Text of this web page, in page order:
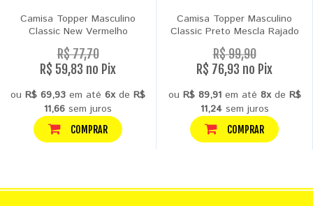
Camisa Topper Masculino
Classic New Vermelho
R$ 77,70
R$ 59,83 no Pix
ou R$ 69,93 em até 6xde R$
11,66 sem juros
COMPRAR
Camisa Topper Masculino
Classic Preto Mescla Rajado
R$ 99,90
R$ 76,93 no Pix
ou R$ 89,91em até 8xde R$
11,24sem juros
COMPRAR